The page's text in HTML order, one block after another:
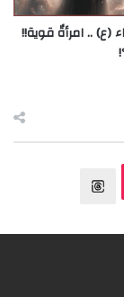
(ع) .. امرأةٌ قوية!!